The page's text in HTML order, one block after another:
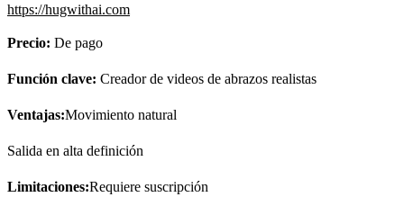
https://hugwithai.com
Precio: De pago
Función clave: Creador de videos de abrazos realistas
Ventajas:Movimiento natural
Salida en alta definición
Limitaciones:Requiere suscripción